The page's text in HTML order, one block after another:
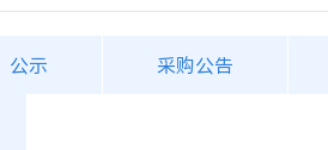
公示 采购公告